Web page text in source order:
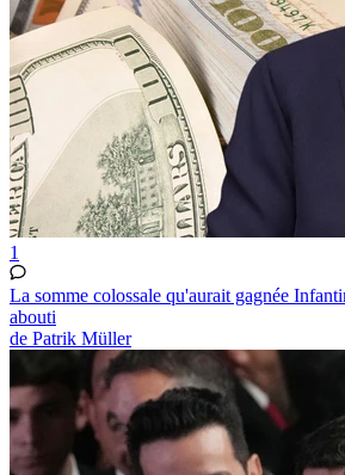
1
La somme colossale qu'aurait gagnée
abouti
de Patrik Müller